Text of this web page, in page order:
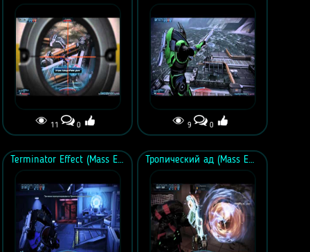
11 0 9 0
Terminator Effect (Mass Effect 3) Тропический ад (Mass Effect 3 мультиплеер)